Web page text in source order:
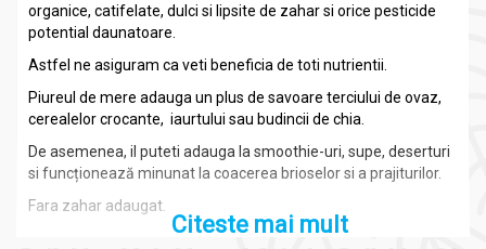
organice, catifelate, dulci si lipsite de zahar si orice pesticide
potential daunatoare.
Astfel ne asiguram ca veti beneficia de toti nutrientii.
Piureul de mere adauga un plus de savoare terciului de ovaz,
cerealelor crocante, iaurtului sau budincii de chia.
De asemenea, il puteti adauga la smoothie-uri, supe, deserturi
si funcționează minunat la coacerea brioselor si a prajiturilor.
Fara zahar adaugat.
Citeste mai mult